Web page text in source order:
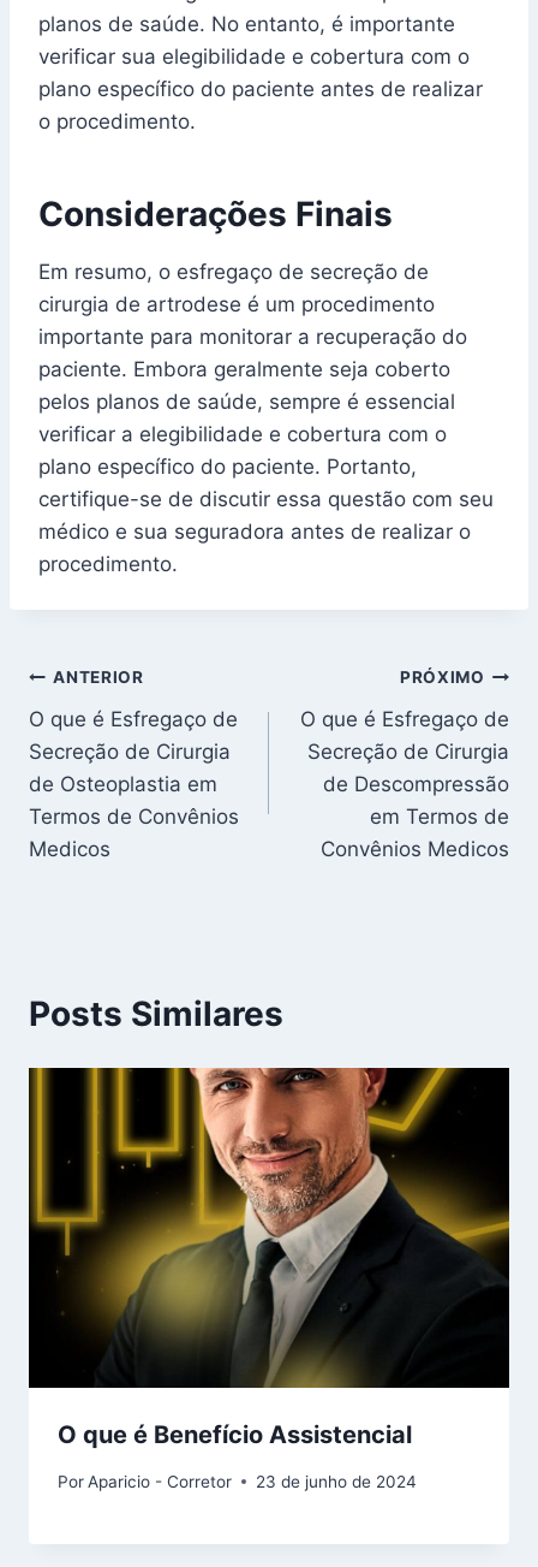
planos de saúde. No entanto, é importante
verificar sua elegibilidade e cobertura com o
plano específico do paciente antes de realizar
o procedimento.
Considerações Finais
Em resumo, o esfregaço de secreção de
cirurgia de artrodese é um procedimento
importante para monitorar a recuperação do
paciente. Embora geralmente seja coberto
pelos planos de saúde, sempre é essencial
verificar a elegibilidade e cobertura com o
plano específico do paciente. Portanto,
certifique-se de discutir essa questão com seu
médico e sua seguradora antes de realizar o
procedimento.
Navegação
de
Post
ANTERIOR
O que é Esfregaço de
Secreção de Cirurgia
de Osteoplastia em
Termos de Convênios
Medicos
PRÓXIMO
O que é Esfregaço de
Secreção de Cirurgia
de Descompressão
em Termos de
Convênios Medicos
Posts Similares
O que é Benefício Assistencial
PorAparicio - Corretor 23 de junho de 2024